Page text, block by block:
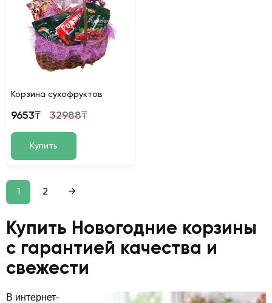
Корзина сухофруктов
9653₸ 32988₸
Купить
1 2 →
Купить Новогодние корзины
с гарантией качества и
свежести
В интернет-